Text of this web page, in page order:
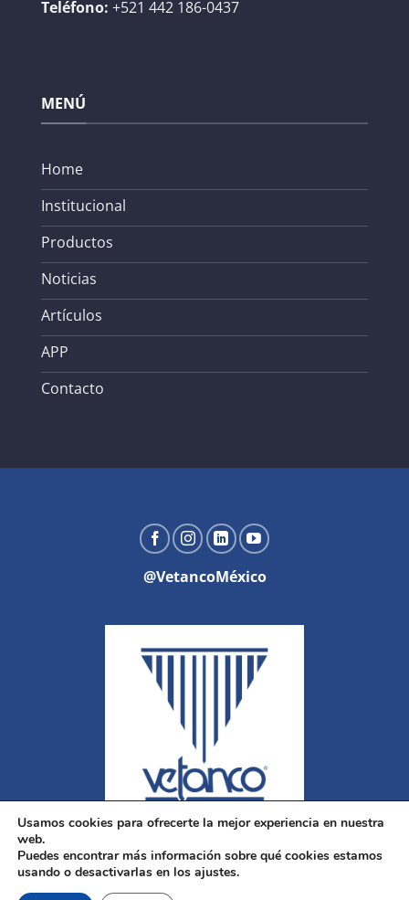
Teléfono: +521 442 186-0437
MENÚ
Home
Institucional
Productos
Noticias
Artículos
APP
Contacto
@VetancoMéxico
Usamos cookies para ofrecerte la mejor experiencia en nuestra
web.
Puedes encontrar más información sobre qué cookies estamos
usando o desactivarlas en los ajustes.